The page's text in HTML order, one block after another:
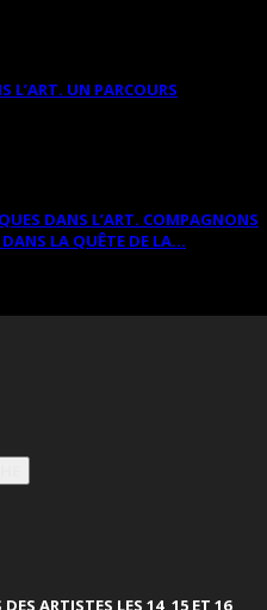
L’ART. UN PARCOURS
DANS L’ART. COMPAGNONS
LA QUÊTE DE LA...
ARTISTES LES 14, 15 ET 16